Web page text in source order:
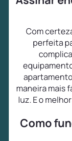
Com
perfeita
maneira mais
luz. E o
Como